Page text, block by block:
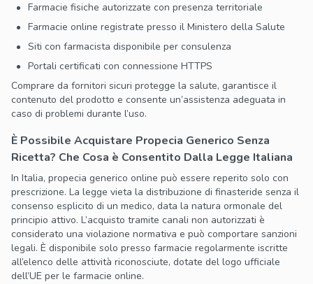
Farmacie fisiche autorizzate con presenza territoriale
Farmacie online registrate presso il Ministero della Salute
Siti con farmacista disponibile per consulenza
Portali certificati con connessione HTTPS
Comprare da fornitori sicuri protegge la salute, garantisce il
contenuto del prodotto e consente un’assistenza adeguata in
caso di problemi durante l’uso.
È Possibile Acquistare Propecia Generico Senza
Ricetta? Che Cosa è Consentito Dalla Legge Italiana
In Italia, propecia generico online può essere reperito solo con
prescrizione. La legge vieta la distribuzione di finasteride senza il
consenso esplicito di un medico, data la natura ormonale del
principio attivo. L’acquisto tramite canali non autorizzati è
considerato una violazione normativa e può comportare sanzioni
legali. È disponibile solo presso farmacie regolarmente iscritte
all’elenco delle attività riconosciute, dotate del logo ufficiale
dell’UE per le farmacie online.